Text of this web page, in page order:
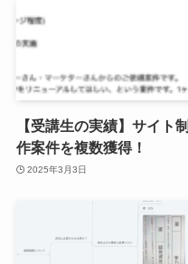
【受講生の実績】サイト制
作案件を複数獲得！
2025年3月3日